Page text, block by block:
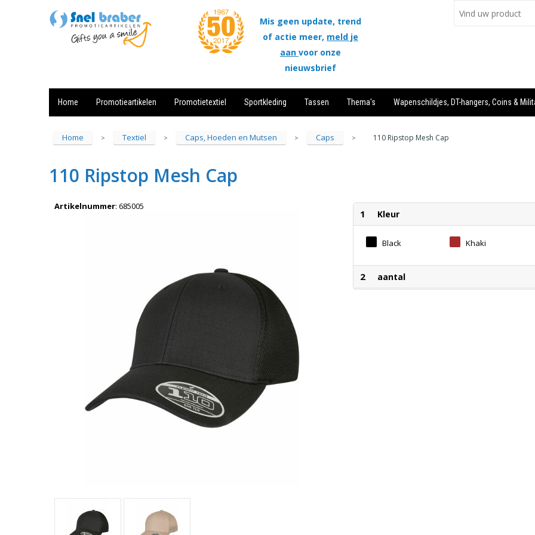
Mis geen update, trend
of actie meer, meld je
aan voor onze
nieuwsbrief
Home Promotieartikelen Promotietextiel Sportkleding Tassen Thema's Wapenschildjes, DT-hangers, Coins &
Home > Textiel > Caps, Hoeden en Mutsen > Caps > 110 Ripstop Mesh Cap
110 Ripstop Mesh Cap
Artikelnummer: 685005
1 Kleur
Black Khaki
2 aantal